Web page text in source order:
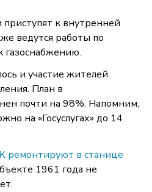
к внутренней
ведутся работы по
газоснабжению.
и участие жителей
План в
почти на 98%. Напомним,
на «Госуслугах» до 14
ремонтируют в станице
1961 года не